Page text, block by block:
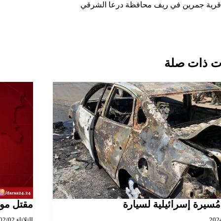
المقالات
قرية جمرين في ريف محافظة درعا الشرقي
ذات صلة
إسرائيلية لسيارة مقتل